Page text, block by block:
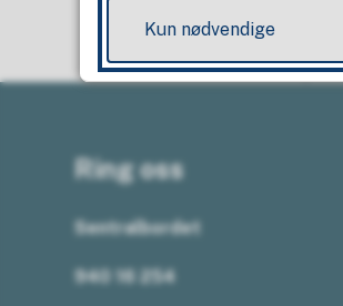
Ring oss
Sentralbordet
940 16 254
Kun nødvendige